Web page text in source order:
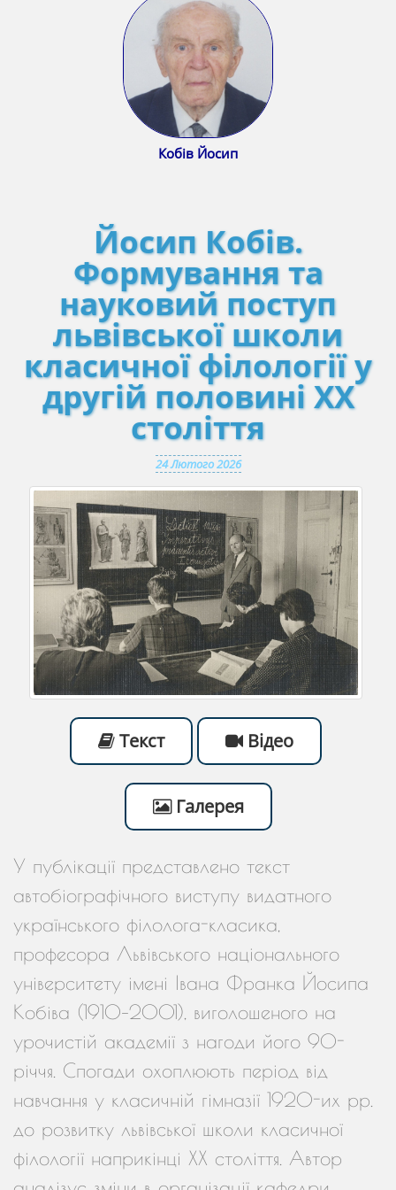
Кобів Йосип
Йосип Кобів.
Формування та
науковий поступ
львівської школи
класичної філології у
другій половині ХХ
століття
24 Лютого 2026
Текст Відео
Галерея
У публікації представлено текст
автобіографічного виступу видатного
українського філолога-класика,
професора Львівського національного
університету імені Івана Франка Йосипа
Кобіва (1910–2001), виголошеного на
урочистій академії з нагоди його 90-
річчя. Спогади охоплюють період від
навчання у класичній гімназії 1920-их рр.
до розвитку львівської школи класичної
філології наприкінці ХХ століття. Автор